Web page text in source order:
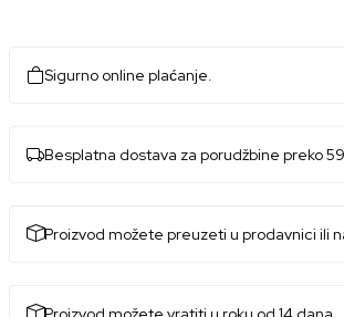
Sigurno online plaćanje.
Besplatna dostava za porudžbine preko
Proizvod možete preuzeti u prodavnici ili